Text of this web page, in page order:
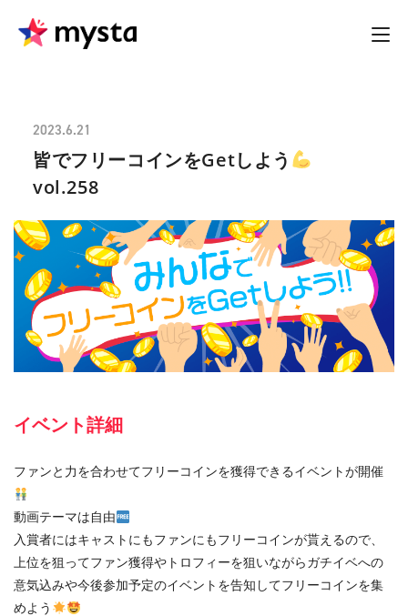
2023.6.21
皆でフリーコインをGetしよう
vol.258
イベント詳細
ファンと力を合わせてフリーコインを獲得できるイベントが開催
動画テーマは自由
入賞者にはキャストにもファンにもフリーコインが貰えるので、
上位を狙ってファン獲得やトロフィーを狙いながらガチイベへの
意気込みや今後参加予定のイベントを告知してフリーコインを集
めよう